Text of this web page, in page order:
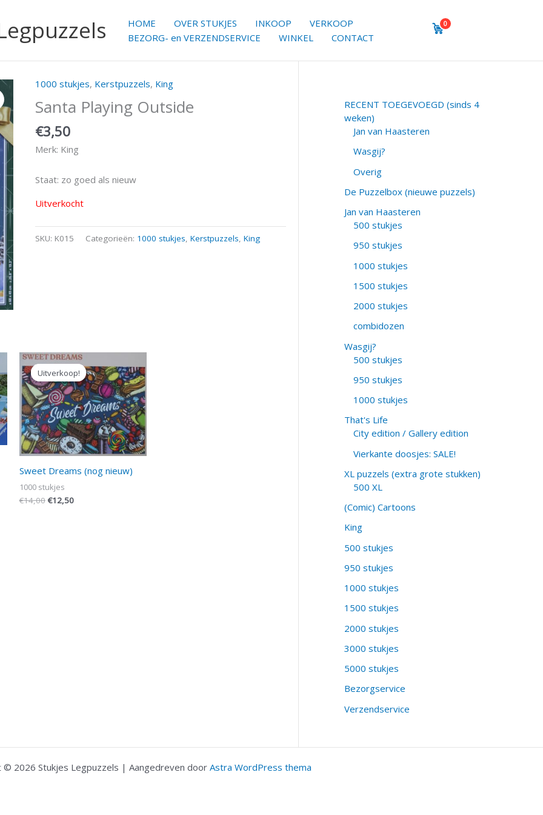
HOME OVER STUKJES INKOOP
VERKOOP
BEZORG- en VERZENDSERVICE
WINKEL CONTACT
0
1000 stukjes, Kerstpuzzels, King
Santa Playing Outside
€3,50
Merk: King
Staat: zo goed als nieuw
Uitverkocht
SKU: K015 Categorieën: 1000 stukjes, Kerstpuzzels, King
Uitverkoop!
Uitverkoop!
Sweet Dreams (nog nieuw)
1000 stukjes
€14,00
Oorspronkelijke
prijs
was:
€14,00.
€12,50
Huidige
prijs
is:
€12,50.
RECENT TOEGEVOEGD (sinds 4
weken)
Jan van Haasteren
Wasgij?
Overig
De Puzzelbox (nieuwe puzzels)
Jan van Haasteren
500 stukjes
950 stukjes
1000 stukjes
1500 stukjes
2000 stukjes
combidozen
Wasgij?
500 stukjes
950 stukjes
1000 stukjes
That's Life
City edition / Gallery edition
Vierkante doosjes: SALE!
XL puzzels (extra grote stukken)
500 XL
(Comic) Cartoons
King
500 stukjes
950 stukjes
1000 stukjes
1500 stukjes
2000 stukjes
3000 stukjes
5000 stukjes
Bezorgservice
Verzendservice
© 2026 Stukjes Legpuzzels | Aangedreven doorAstra WordPress thema